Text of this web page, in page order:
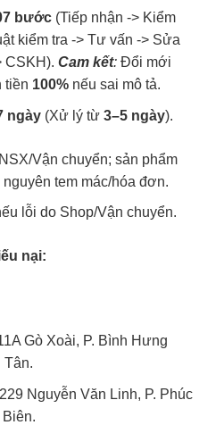
bước (Tiếp nhận -> Kiểm
kiểm tra -> Tư vấn -> Sửa
CSKH). Cam kết: Đổi mới
tiền 100% nếu sai mô tả.
ngày (Xử lý từ 3–5 ngày).
Vận chuyển; sản phẩm
tem mác/hóa đơn.
lỗi do Shop/Vận chuyển.
nại:
Gò Xoài, P. Bình Hưng
Tân.
Nguyễn Văn Linh, P. Phúc